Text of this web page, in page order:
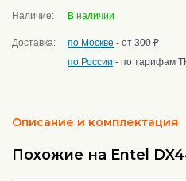
Наличие: В наличии
Доставка: по Москве - от 300 ₽
по России - по тарифам
Описание и комплектация
Похожие на Entel